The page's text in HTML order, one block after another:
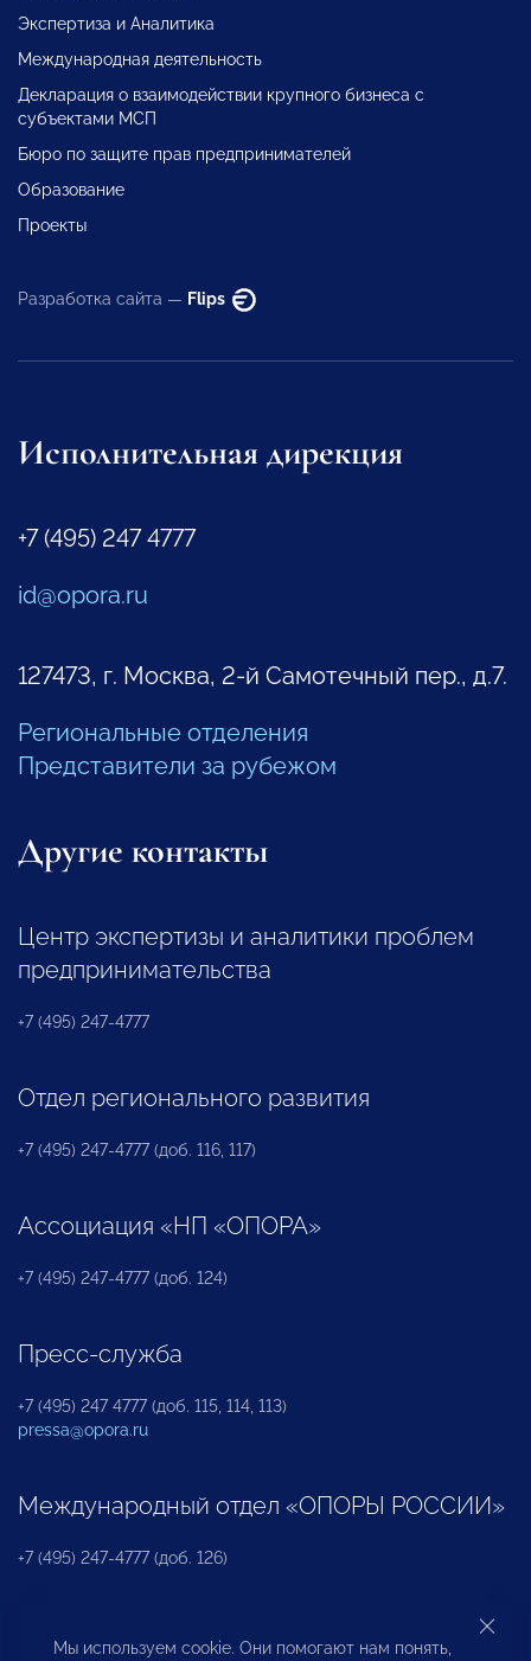
Экспертиза и Аналитика
Международная деятельность
Декларация о взаимодействии крупного бизнеса с
субъектами МСП
Бюро по защите прав предпринимателей
Образование
Проекты
Разработка сайта — Flips
Исполнительная дирекция
+7 (495) 247 4777
id@opora.ru
127473, г. Москва, 2-й Самотечный пер., д.7.
Региональные отделения
Представители за рубежом
Другие контакты
Центр экспертизы и аналитики проблем
предпринимательства
+7 (495) 247-4777
Отдел регионального развития
+7 (495) 247-4777 (доб. 116, 117)
Ассоциация «НП «ОПОРА»
+7 (495) 247-4777 (доб. 124)
Пресс-служба
+7 (495) 247 4777 (доб. 115, 114, 113)
pressa@opora.ru
Международный отдел «ОПОРЫ РОССИИ»
+7 (495) 247-4777 (доб. 126)
Бюро по защите прав предпринимателей и
Мы используем cookie. Они помогают нам понять,